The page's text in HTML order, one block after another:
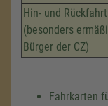
Hin- und Rückfahrt
(besonders
Bürger der CZ)
Fahrkarten